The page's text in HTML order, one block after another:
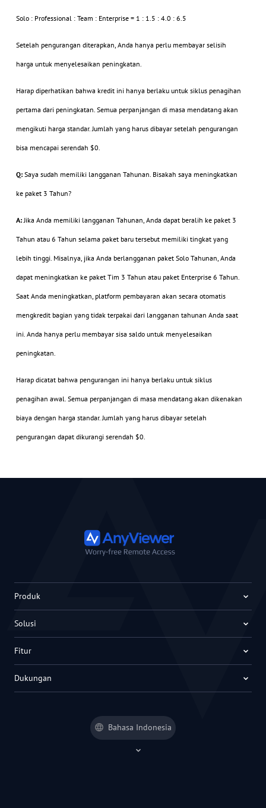
Solo : Professional : Team : Enterprise = 1 : 1.5 : 4.0 : 6.5
Setelah pengurangan diterapkan, Anda hanya perlu membayar selisih
harga untuk menyelesaikan peningkatan.
Harap diperhatikan bahwa kredit ini hanya berlaku untuk siklus penagihan
pertama dari peningkatan. Semua perpanjangan di masa mendatang akan
mengikuti harga standar. Jumlah yang harus dibayar setelah pengurangan
bisa mencapai serendah $0.
Q:Saya sudah memiliki langganan Tahunan. Bisakah saya meningkatkan
ke paket 3 Tahun?
A:Jika Anda memiliki langganan Tahunan, Anda dapat beralih ke paket 3
Tahun atau 6 Tahun selama paket baru tersebut memiliki tingkat yang
lebih tinggi. Misalnya, jika Anda berlangganan paket Solo Tahunan, Anda
dapat meningkatkan ke paket Tim 3 Tahun atau paket Enterprise 6 Tahun.
Saat Anda meningkatkan, platform pembayaran akan secara otomatis
mengkredit bagian yang tidak terpakai dari langganan tahunan Anda saat
ini. Anda hanya perlu membayar sisa saldo untuk menyelesaikan
peningkatan.
Harap dicatat bahwa pengurangan ini hanya berlaku untuk siklus
penagihan awal. Semua perpanjangan di masa mendatang akan dikenakan
biaya dengan harga standar. Jumlah yang harus dibayar setelah
pengurangan dapat dikurangi serendah $0.
Bahasa Indonesia
Produk
Solusi
Fitur
Dukungan